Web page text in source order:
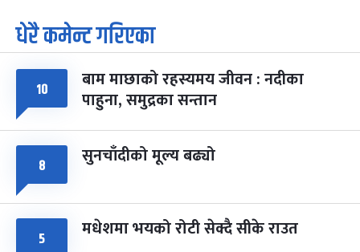
७
आइत
पूर्णिमा व्रत
चैत्र ७, २०८३-Mar 21, 2027
८ फागुपूर्णिमा
चैत्र ८, २०८३-Mar 22, 2027
७ महिना बाँकी
धेरै कमेन्ट गरिएका
१० बाम माछाको रहस्यमय जीवन : नदीका
पाहुना, समुद्रका सन्तान
८ सुनचाँदीको मूल्य बढ्यो
५ मधेशमा भयको रोटी सेक्दै सीके राउत